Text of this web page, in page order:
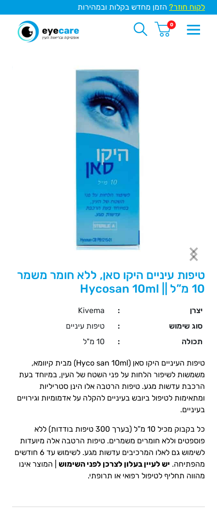
לקוח חוזר? הזמן מחדש בקלות ובמהירות
0
טיפות עיניים היקו סאן, ללא חומר משמר
10 מ”ל || Hycosan 10ml
יצרן :
Kivema
סוג שימוש
:
טיפות עיניים
תכולה
: 10 מ"ל
טיפות העיניים היקו סאן (Hyco san 10ml) מבית קיוומא,
משמשות לשיפור הלחות על פני השטח של העין, במיוחד בעת
הרכבת עדשות מגע. טיפות הרטבה אלו הינן סטריליות
ומתאימות לטיפול ביובש בעיניים להקלה על אדמומיות וגירויים
בעיניים.
כל בקבוק מכיל 10 מ”ל (בערך 300 טיפות בודדות) ללא
פוספטים וללא חומרים משמרים. טיפות הרטבה אלה מיועדות
לשימוש גם לאלו המרכיבים עדשות מגע. לשימוש עד 6 חודשים
מהפתיחה. יש לעיין בעלון לצרכן לפני השימוש | המוצר אינו
מהווה תחליף לטיפול רפואי או תרופתי.